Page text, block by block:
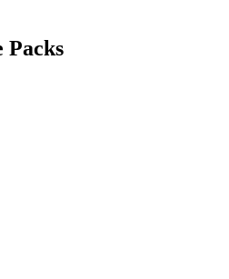
Packs